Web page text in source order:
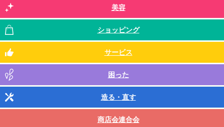
美容
ショッピング
サービス
困った
造る・直す
商店会連合会